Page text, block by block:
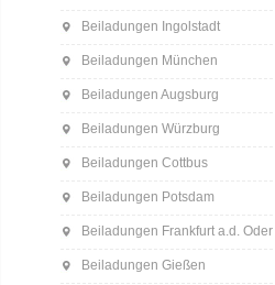
Beiladungen Ingolstadt
Beiladungen München
Beiladungen Augsburg
Beiladungen Würzburg
Beiladungen Cottbus
Beiladungen Potsdam
Beiladungen Frankfurt a.d. Oder
Beiladungen Gießen